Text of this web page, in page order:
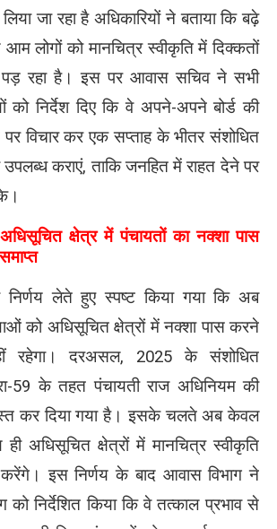
जा रहा है अधिकारियों ने बताया कि बढ़े
लोगों को मानचित्र स्वीकृति में दिक्कतों
पड़ रहा है। इस पर आवास सचिव ने सभी
को निर्देश दिए कि वे अपने-अपने बोर्ड की
विचार कर एक सप्ताह के भीतर संशोधित
कराएं, ताकि जनहित में राहत देने पर
क्षेत्र में पंचायतों का नक्शा पास
लेते हुए स्पष्ट किया गया कि अब
को अधिसूचित क्षेत्रों में नक्शा पास करने
रहेगा। दरअसल, 2025 के संशोधित
59 के तहत पंचायती राज अधिनियम की
कर दिया गया है। इसके चलते अब केवल
ही अधिसूचित क्षेत्रों में मानचित्र स्वीकृति
करेंगे। इस निर्णय के बाद आवास विभाग ने
को निर्देशित किया कि वे तत्काल प्रभाव से